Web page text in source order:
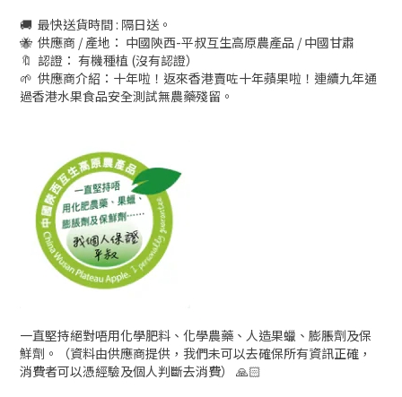
🚚 最快送貨時間 : 隔日送。
🐝 供應商 / 產地： 中國陝西-平叔互生高原農產品 / 中國甘肅
🔖 認證： 有機種植 (沒有認證）
🌱 供應商介紹：十年啦！返來香港賣咗十年蘋果啦！連續九年通
過香港水果食品安全測試無農藥殘留。
一直堅持絕對唔用化學肥料、化學農藥、人造果蠟、膨脹劑及保
鮮劑。（資料由供應商提供，我們未可以去確保所有資訊正確，
消費者可以憑經驗及個人判斷去消費） 🙏🏻